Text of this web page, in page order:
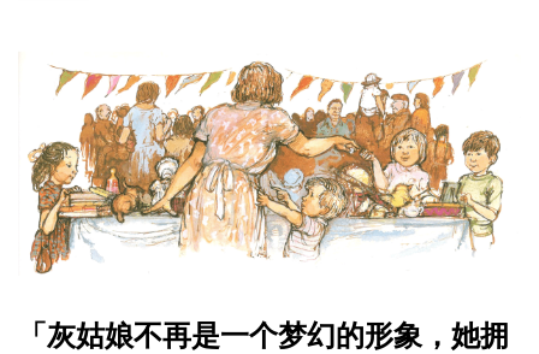
「灰姑娘不再是一个梦幻的形象，她拥